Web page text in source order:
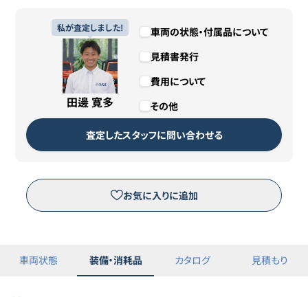
私が査定しました!
田邊 寛多
車両の状態・付属品について
見積書発行
費用について
その他
査定したスタッフに問い合わせる
お気に入りに追加
車両状態 装備・消耗品 カタログ 見積もり